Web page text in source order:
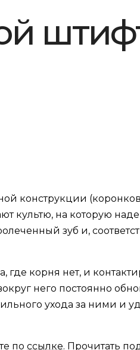
конструкции
культю, на которую
зуб и,
где корня нет, и
него постоянно
ухода за ними и
по ссылке. Прочитать